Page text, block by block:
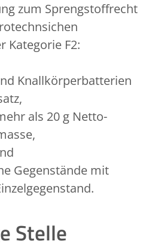
zum Sprengstoffrecht
Kategorie F2:
Knallkörperbatterien
als 20 g Netto-
Gegenstände mit
Stelle